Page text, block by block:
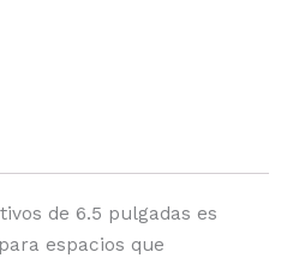
de 6.5 pulgadas es
espacios que